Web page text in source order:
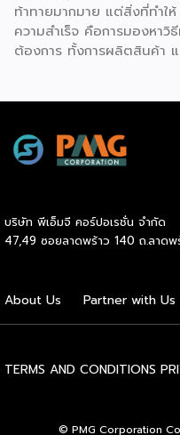
ท้าทายมากมาย แต่สิ่งที่ทำใ
ความสำเร็จ คือการมองหา
ต้องการ ทั้งการผลิตสินค้า แ
วัวในจังหวัดระยอง และขยา
ทั่วประเทศ ความสำเร็จของ
จังหวัด บ้านแกะปู : ร้านอาห
ที่มาจากความใส่ใจในคุณภ
สมบูรณ์แบบ ไม่ว่าจะเป็น
แบรนด์มีเหมือนกันคือการเ
ทุกรูปแบบ ไม่ใช่เพียงแค่ขน
บริษัท พีเอ็มจี คอร์ปอเรชั่น จำกัด
47,49 ซอยลาดพร้าว 140 ถ.ลาด
About Us Partner with Us
TERMS AND CONDITIONS
© PMG Corporation